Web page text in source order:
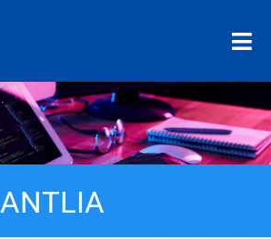
ANTLIA